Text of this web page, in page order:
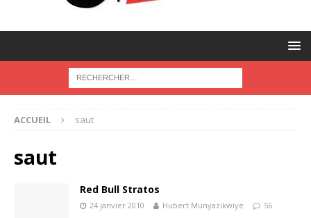
ACCUEIL saut
saut
Red Bull Stratos
24 janvier 2010 Hubert Munyazikwiye 56